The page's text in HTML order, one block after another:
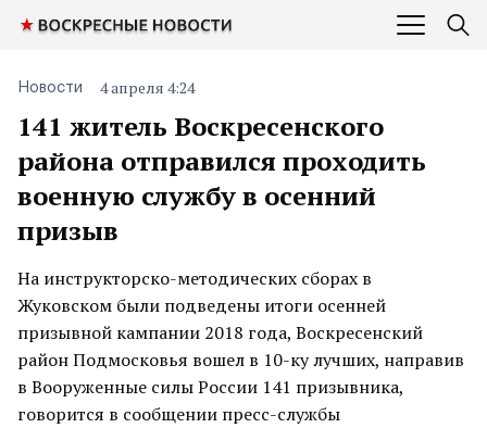
141 житель Воскресенского
района отправился проходить
военную службу в осенний
призыв
Новости 4 апреля 4:24
На инструкторско-методических сборах в
Жуковском были подведены итоги осенней
призывной кампании 2018 года, Воскресенский
район Подмосковья вошел в 10-ку лучших, направив
в Вооруженные силы России 141 призывника,
говорится в сообщении пресс-службы